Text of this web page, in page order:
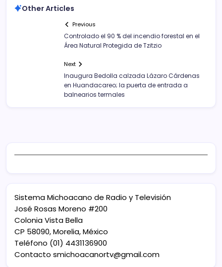
Other Articles
Previous
Controlado el 90 % del incendio forestal en el
Área Natural Protegida de Tzitzio
Next
Inaugura Bedolla calzada Lázaro Cárdenas
en Huandacareo; la puerta de entrada a
balnearios termales
Sistema Michoacano de Radio y Televisión
José Rosas Moreno #200
Colonia Vista Bella
CP 58090, Morelia, México
Teléfono (01) 4431136900
Contacto smichoacanortv@gmail.com